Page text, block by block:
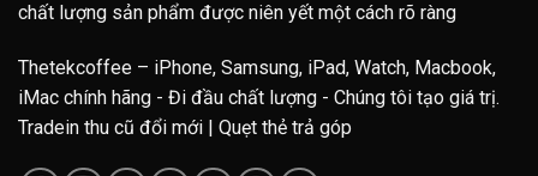
chất lượng sản phẩm được niên yết một cách rõ ràng
Thetekcoffee – iPhone, Samsung, iPad, Watch, Macbook,
iMac chính hãng - Đi đầu chất lượng - Chúng tôi tạo giá trị.
Tradein thu cũ đổi mới | Quẹt thẻ trả góp